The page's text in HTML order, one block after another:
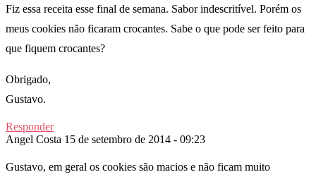
Fiz essa receita esse final de semana. Sabor indescritível. Porém os
meus cookies não ficaram crocantes. Sabe o que pode ser feito para
que fiquem crocantes?
Obrigado,
Gustavo.
Responder
Angel Costa 15 de setembro de 2014 - 09:23
Gustavo, em geral os cookies são macios e não ficam muito